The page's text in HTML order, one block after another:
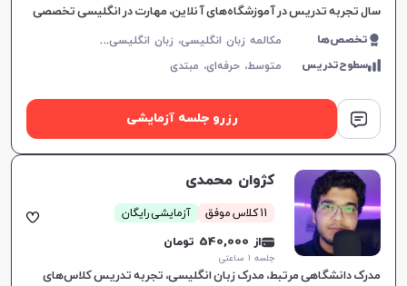
سال تجربه تدریس در آموزشگاه‌های آنلاین، مهارت در انگلیسی تخصصی
هوانوردی، راهنمایی به سوی هدف زبان‌آموز.
تخصص‌ها م
کالمه زبان انگلیسی، زبان انگلیسی عمومی، گرامر زبان انگلیسی، زبان انگلیسی تجاری، زبان انگلیسی آمریکایی، زبان انگلیسی هفتم دبیرستان، زبان انگلیسی هشتم دبیرستان، زبان انگلیسی نهم دبیرستان، زبان انگلیسی دهم دبیرستان، زبان انگلیسی کودکان، زبان انگلیسی یازدهم دبیرستان، زبان انگلیسی دوازدهم دبیرستان
سطوح‌تدریس متوسط،حرفه‌ای، مبتدی
رزرو جلسه آزمایشی
کژوان محمدی
11 کلاس موفق آزمایشی رایگان
از 540,000 تومان
جلسه ۱ ساعتی
مدرک دانشگاهی مرتبط، مدرک زبان انگلیسی، تجربه تدریس کلاس‌های